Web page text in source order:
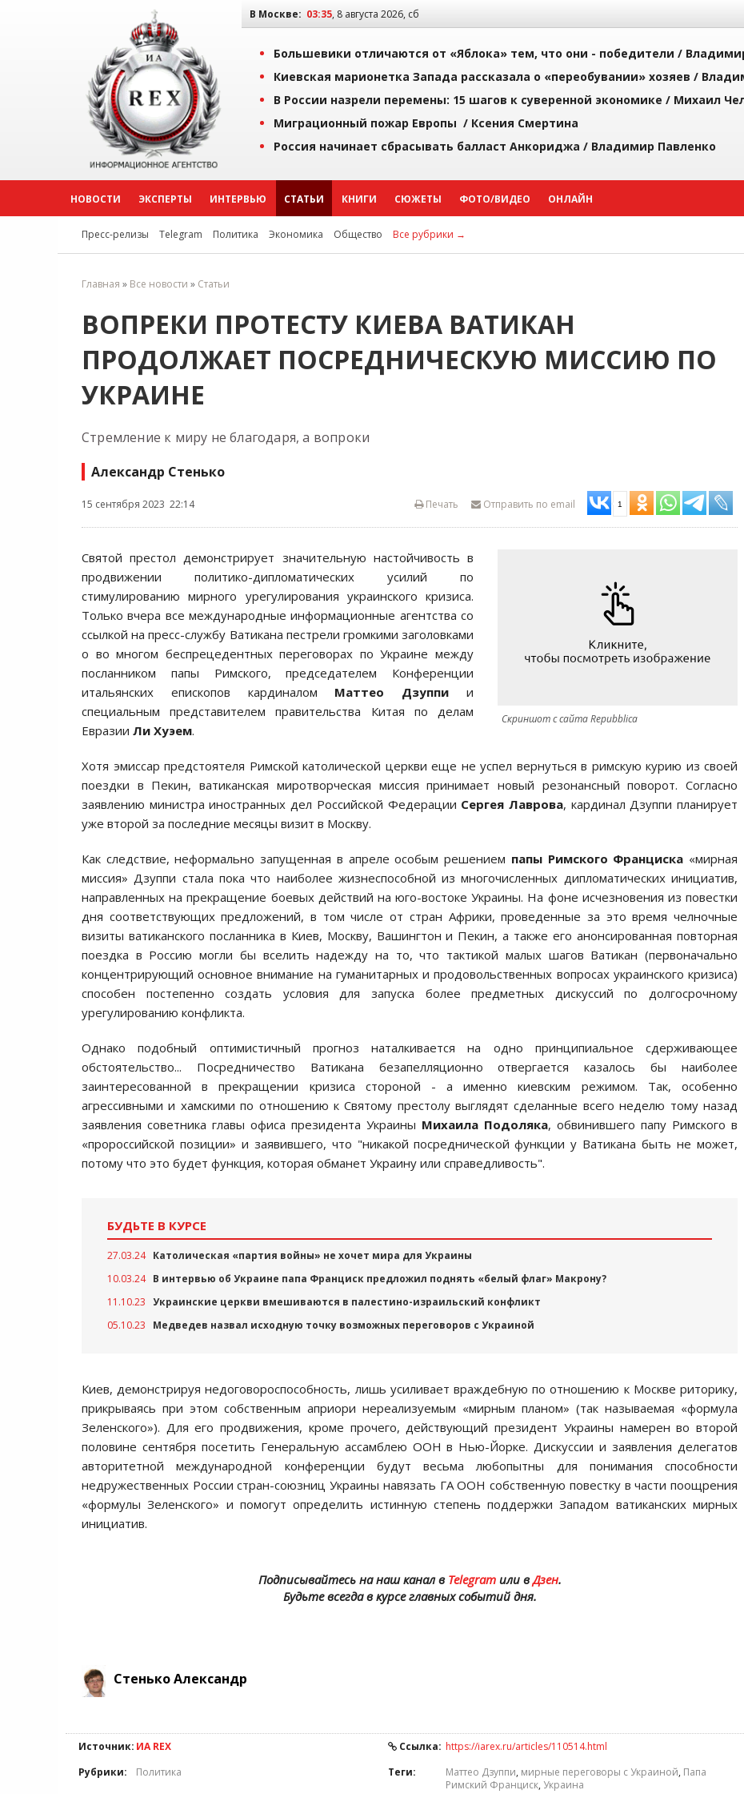
В Москве: 03:35, 8 августа 2026, сб
Большевики отличаются от «Яблока» тем, что они - победители /
Киевская марионетка Запада рассказала о «переобувании» хозяев /
В России назрели перемены: 15 шагов к суверенной экономике / Михаил
Миграционный пожар Европы / Ксения Смертина
Россия начинает сбрасывать балласт Анкориджа / Владимир Павленко
НОВОСТИ ЭКСПЕРТЫ ИНТЕРВЬЮ СТАТЬИ КНИГИ СЮЖЕТЫ ФОТО/ВИДЕО ОНЛАЙН
Пресс-релизы Telegram Политика Экономика Общество Все рубрики →
Главная » Все новости » Статьи
ВОПРЕКИ ПРОТЕСТУ КИЕВА ВАТИКАН
ПРОДОЛЖАЕТ ПОСРЕДНИЧЕСКУЮ МИССИЮ ПО
УКРАИНЕ
Стремление к миру не благодаря, а вопроки
Александр Стенько
15 сентября 2023 22:14 Отправить по email 1
Печать
Скриншот с сайта Repubblica
Святой престол демонстрирует значительную настойчивость в
продвижении политико-дипломатических усилий по
стимулированию мирного урегулирования украинского кризиса.
Только вчера все международные информационные агентства со
ссылкой на пресс-службу Ватикана пестрели громкими заголовками
о во многом беспрецедентных переговорах по Украине между
посланником папы Римского, председателем Конференции
итальянских епископов кардиналом Маттео Дзуппи и
специальным представителем правительства Китая по делам
Евразии Ли Хуэем.
Хотя эмиссар предстоятеля Римской католической церкви еще не успел вернуться в римскую курию из своей
поездки в Пекин, ватиканская миротворческая миссия принимает новый резонансный поворот. Согласно
заявлению министра иностранных дел Российской Федерации Сергея Лаврова, кардинал Дзуппи планирует
уже второй за последние месяцы визит в Москву.
Как следствие, неформально запущенная в апреле особым решением папы Римского Франциска «мирная
миссия» Дзуппи стала пока что наиболее жизнеспособной из многочисленных дипломатических инициатив,
направленных на прекращение боевых действий на юго-востоке Украины. На фоне исчезновения из повестки
дня соответствующих предложений, в том числе от стран Африки, проведенные за это время челночные
визиты ватиканского посланника в Киев, Москву, Вашингтон и Пекин, а также его анонсированная повторная
поездка в Россию могли бы вселить надежду на то, что тактикой малых шагов Ватикан (первоначально
концентрирующий основное внимание на гуманитарных и продовольственных вопросах украинского кризиса)
способен постепенно создать условия для запуска более предметных дискуссий по долгосрочному
урегулированию конфликта.
Однако подобный оптимистичный прогноз наталкивается на одно принципиальное сдерживающее
обстоятельство... Посредничество Ватикана безапелляционно отвергается казалось бы наиболее
заинтересованной в прекращении кризиса стороной - а именно киевским режимом. Так, особенно
агрессивными и хамскими по отношению к Святому престолу выглядят сделанные всего неделю тому назад
заявления советника главы офиса президента Украины Михаила Подоляка, обвинившего папу Римского в
«пророссийской позиции» и заявившего, что "никакой посреднической функции у Ватикана быть не может,
потому что это будет функция, которая обманет Украину или справедливость".
БУДЬТЕ В КУРСЕ
27.03.24 Католическая «партия войны» не хочет мира для Украины
10.03.24 В интервью об Украине папа Франциск предложил поднять «белый флаг» Макрону?
11.10.23 Украинские церкви вмешиваются в палестино-израильский конфликт
05.10.23
Медведев назвал исходную точку возможных переговоров с Украиной
Киев, демонстрируя недоговороспособность, лишь усиливает враждебную по отношению к Москве риторику,
прикрываясь при этом собственным априори нереализуемым «мирным планом» (так называемая «формула
Зеленского»). Для его продвижения, кроме прочего, действующий президент Украины намерен во второй
половине сентября посетить Генеральную ассамблею ООН в Нью-Йорке. Дискуссии и заявления делегатов
авторитетной международной конференции будут весьма любопытны для понимания способности
недружественных России стран-союзниц Украины навязать ГА ООН собственную повестку в части поощрения
«формулы Зеленского» и помогут определить истинную степень поддержки Западом ватиканских мирных
инициатив.
Подписывайтесь на наш канал в Telegramили вДзен.
Будьте всегда в курсе главных событий дня.
Стенько Александр
Источник: ИА REX Ссылка: https://iarex.ru/articles/110514.html
Рубрики:
Политика Теги: Маттео Дзуппи, мирные переговоры с Украиной, Папа
Римский Франциск, Украина